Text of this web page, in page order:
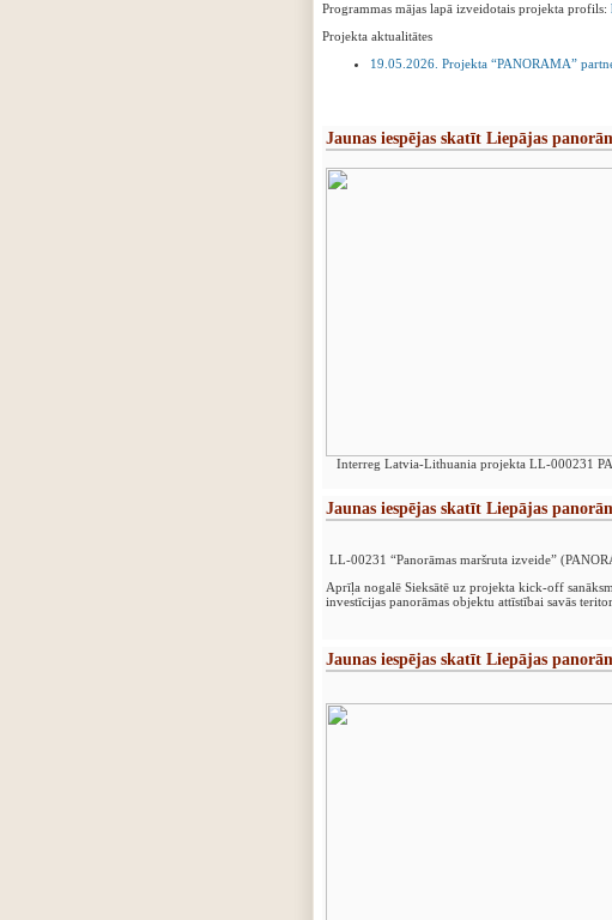
Programmas mājas lapā izveidotais projekta profils:
Projekta aktualitātes
19.05.2026. Projekta “PANORAMA”
Jaunas iespējas skatīt Liepājas
Interreg Latvia-Lithuania projekta LL-000231
Jaunas iespējas skatīt Liepājas
LL-00231 “Panorāmas maršruta izveide”
Aprīļa nogalē Sieksātē uz projekta kick-off
investīcijas panorāmas objektu attīstībai savās
Jaunas iespējas skatīt Liepājas